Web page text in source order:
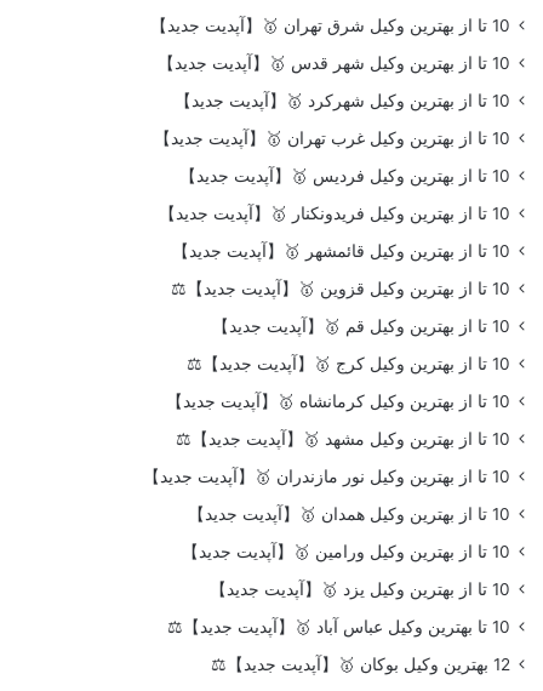
10 تا از بهترین وکیل شرق تهران 🥇【آپدیت جدید】
10 تا از بهترین وکیل شهر قدس 🥇【آپدیت جدید】
10 تا از بهترین وکیل شهرکرد 🥇【آپدیت جدید】
10 تا از بهترین وکیل غرب تهران 🥇【آپدیت جدید】
10 تا از بهترین وکیل فردیس 🥇【آپدیت جدید】
10 تا از بهترین وکیل فریدونکنار 🥇【آپدیت جدید】
10 تا از بهترین وکیل قائمشهر 🥇【آپدیت جدید】
10 تا از بهترین وکیل قزوین 🥇【آپدیت جدید】⚖️
10 تا از بهترین وکیل قم 🥇【آپدیت جدید】
10 تا از بهترین وکیل کرج 🥇【آپدیت جدید】⚖️
10 تا از بهترین وکیل کرمانشاه 🥇【آپدیت جدید】
10 تا از بهترین وکیل مشهد 🥇【آپدیت جدید】⚖️
10 تا از بهترین وکیل نور مازندران 🥇【آپدیت جدید】
10 تا از بهترین وکیل همدان 🥇【آپدیت جدید】
10 تا از بهترین وکیل ورامین 🥇【آپدیت جدید】
10 تا از بهترین وکیل یزد 🥇【آپدیت جدید】
10 تا بهترین وکیل عباس آباد 🥇【آپدیت جدید】⚖️
12 بهترین وکیل بوکان 🥇【آپدیت جدید】⚖️